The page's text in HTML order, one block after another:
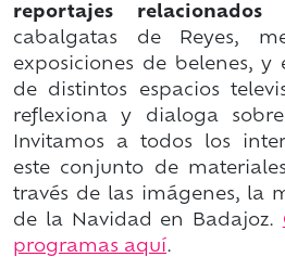
reportajes
cabalgatas de Reyes,
exposiciones de belenes, y
de distintos espacios
reflexiona y dialoga sobre
Invitamos a todos los
este conjunto de
través de las imágenes, la
de la Navidad en Badajoz.
programas aquí.